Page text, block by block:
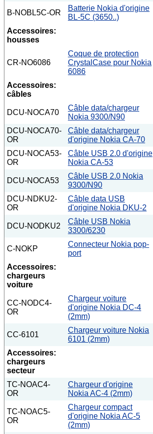
B-NOBL5C-OR
Batterie Nokia d'origine
BL-5C (3650..)
Accessoires:
housses
CR-NO6086
Coque de protection
CrystalCase pour Nokia
6086
Accessoires:
câbles
DCU-NOCA70
Câble data/chargeur
Nokia 9300/N90
DCU-NOCA70-
OR
Câble data/chargeur
d'origine Nokia CA-70
DCU-NOCA53-
OR
Câble USB 2.0 d'origine
Nokia CA-53
DCU-NOCA53
Câble USB 2.0 Nokia
9300/N90
DCU-NDKU2-
OR
Câble data USB
d'origine Nokia DKU-2
DCU-NODKU2
Câble USB Nokia
3300/6230
C-NOKP
Connecteur Nokia pop-
port
Accessoires:
chargeurs
voiture
CC-NODC4-
OR
Chargeur voiture
d'origine Nokia DC-4
(2mm)
CC-6101
Chargeur voiture Nokia
6101 (2mm)
Accessoires:
chargeurs
secteur
TC-NOAC4-
OR
Chargeur d'origine
Nokia AC-4 (2mm)
TC-NOAC5-
OR
Chargeur compact
d'origine Nokia AC-5
(2mm)